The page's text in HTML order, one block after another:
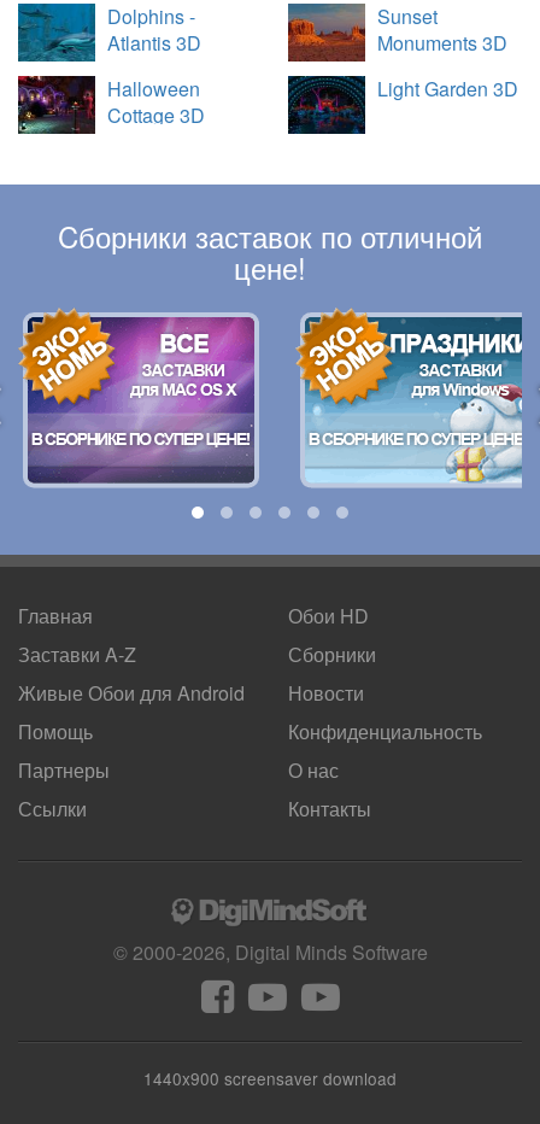
Dolphins -
Atlantis 3D
Sunset
Monuments 3D
Halloween
Cottage 3D
Light Garden 3D
Cборники заставок по отличной
цене!
Главная
Заставки A-Z
Живые Обои для Android
Обои HD
Сборники
Новости
Помощь
Партнеры
Ссылки
Конфиденциальность
О нас
Контакты
© 2000-2026, Digital Minds Software
1440x900 screensaver download